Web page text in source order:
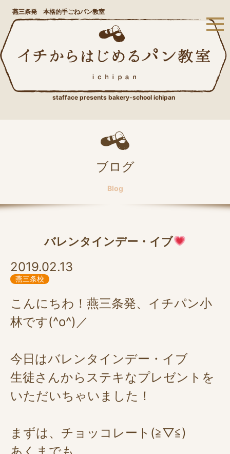
燕三条発 本格的手ごねパン教室
stafface presents bakery-school ichipan
ブログ
Blog
バレンタインデー・イブ
2019.02.13
燕三条校
こんにちわ！燕三条発、イチパン小
林です(^o^)／
今日はバレンタインデー・イブ
生徒さんからステキなプレゼントを
いただいちゃいました！
まずは、チョッコレート(≧▽≦)